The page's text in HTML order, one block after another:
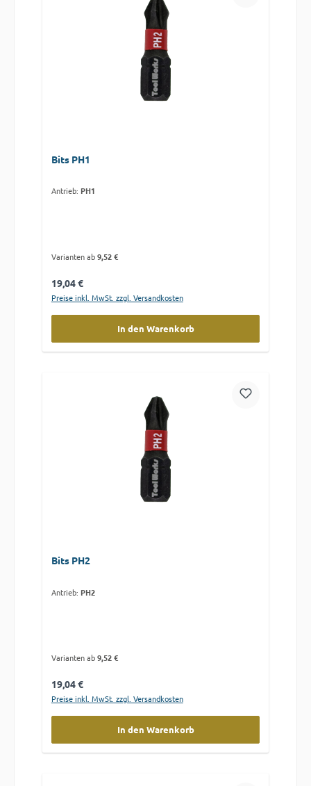
Bits PH1
Antrieb: PH1
Varianten ab9,52 €
Regulärer Preis:
19,04 €
Preise inkl. MwSt. zzgl. Versandkosten
In den Warenkorb
Bits PH2
Antrieb: PH2
Varianten ab9,52 €
Regulärer Preis:
19,04 €
Preise inkl. MwSt. zzgl. Versandkosten
In den Warenkorb